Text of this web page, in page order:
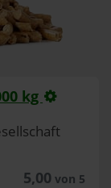
kg
5,00 von 5